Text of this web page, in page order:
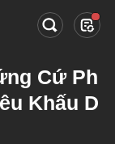
Cứ Ph
Khấu D